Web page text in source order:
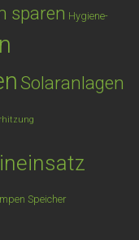
sparen Hygiene-
Solaranlagen
Speicher